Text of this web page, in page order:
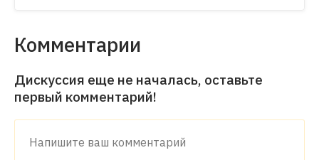
Комментарии
Дискуссия еще не началась, оставьте
первый комментарий!